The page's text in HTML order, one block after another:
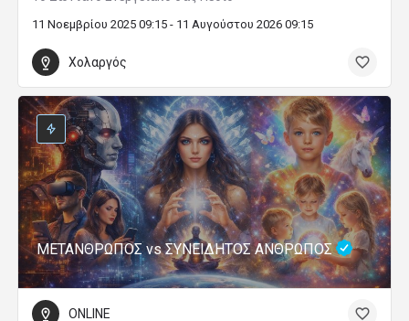
11 Νοεμβρίου 2025 09:15 - 11 Αυγούστου 2026 09:15
Χολαργός
ΜΕΤΑΝΘΡΩΠΟΣ vs ΣΥΝΕΙΔΗΤΟΣ ΑΝΘΡΩΠΟΣ
ONLINE